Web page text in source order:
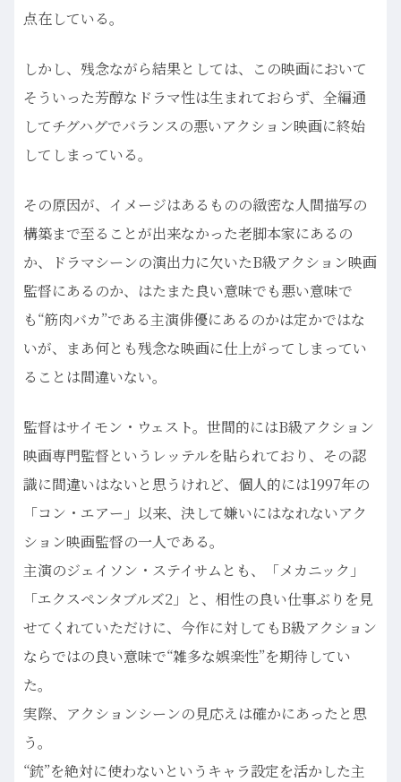
点在している。
しかし、残念ながら結果としては、この映画において
そういった芳醇なドラマ性は生まれておらず、全編通
してチグハグでバランスの悪いアクション映画に終始
してしまっている。
その原因が、イメージはあるものの緻密な人間描写の
構築まで至ることが出来なかった老脚本家にあるの
か、ドラマシーンの演出力に欠いたB級アクション映画
監督にあるのか、はたまた良い意味でも悪い意味で
も“筋肉バカ”である主演俳優にあるのかは定かではな
いが、まあ何とも残念な映画に仕上がってしまってい
ることは間違いない。
監督はサイモン・ウェスト。世間的にはB級アクション
映画専門監督というレッテルを貼られており、その認
識に間違いはないと思うけれど、個人的には1997年の
「コン・エアー」以来、決して嫌いにはなれないアク
ション映画監督の一人である。
主演のジェイソン・ステイサムとも、「メカニック」
「エクスペンタブルズ2」と、相性の良い仕事ぶりを見
せてくれていただけに、今作に対してもB級アクション
ならではの良い意味で“雑多な娯楽性”を期待してい
た。
実際、アクションシーンの見応えは確かにあったと思
う。
“銃”を絶対に使わないというキャラ設定を活かした主